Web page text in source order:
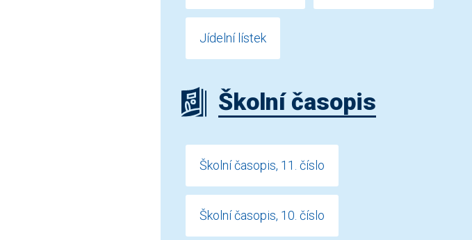
Jídelní lístek
Školní časopis
Školní časopis, 11. číslo
Školní časopis, 10. číslo